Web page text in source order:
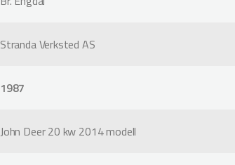
Stranda Verksted AS
1987
John Deer 20 kw 2014 modell